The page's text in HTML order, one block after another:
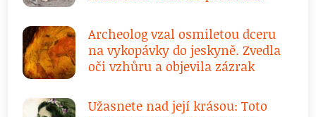
Archeolog vzal osmiletou dceru
na vykopávky do jeskyně. Zvedla
oči vzhůru a objevila zázrak
Užasnete nad její krásou: Toto